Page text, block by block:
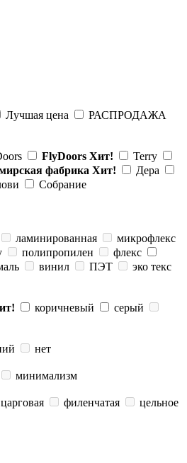
Лучшая цена
РАСПРОДАЖА
FlyDoors Хит!
Terry
фабрика Хит!
Дера
Собрание
ламинированная
микрофлекс
полипропилен
флекс
винил ПЭТ
эко текс
коричневый
серый
нет
минимализм
царговая филенчатая
цельное